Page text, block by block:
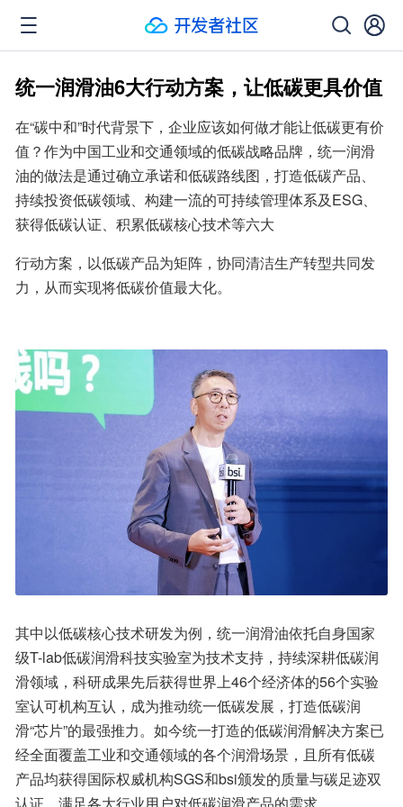
统一润滑油6大行动方案，让低碳更具价值
在“碳中和”时代背景下，企业应该如何做才能让低碳更有价
值？作为中国工业和交通领域的低碳战略品牌，统一润滑
油的做法是通过确立承诺和低碳路线图，打造低碳产品、
持续投资低碳领域、构建一流的可持续管理体系及ESG、
获得低碳认证、积累低碳核心技术等六大
行动方案，以低碳产品为矩阵，协同清洁生产转型共同发
力，从而实现将低碳价值最大化。
其中以低碳核心技术研发为例，统一润滑油依托自身国家
级T-lab低碳润滑科技实验室为技术支持，持续深耕低碳润
滑领域，科研成果先后获得世界上46个经济体的56个实验
室认可机构互认，成为推动统一低碳发展，打造低碳润
滑“芯片”的最强推力。如今统一打造的低碳润滑解决方案已
经全面覆盖工业和交通领域的各个润滑场景，且所有低碳
产品均获得国际权威机构SGS和bsi颁发的质量与碳足迹双